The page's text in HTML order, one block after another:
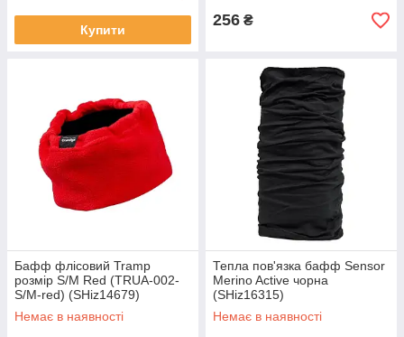
Купити
256 ₴
Бафф флісовий Tramp
розмір S/M Red (TRUA-002-
S/M-red) (SHiz14679)
Немає в наявності
Тепла пов'язка бафф Sensor
Merino Active чорна
(SHiz16315)
Немає в наявності